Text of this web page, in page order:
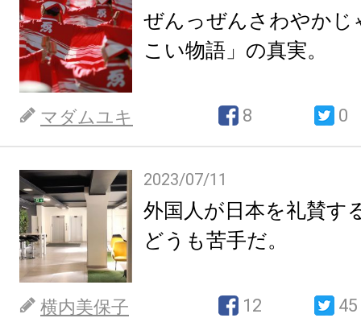
ぜんっぜんさわやかじ
こい物語」の真実。
マダムユキ 8 0
2023/07/11
外国人が日本を礼賛す
どうも苦手だ。
横内美保子 12 45